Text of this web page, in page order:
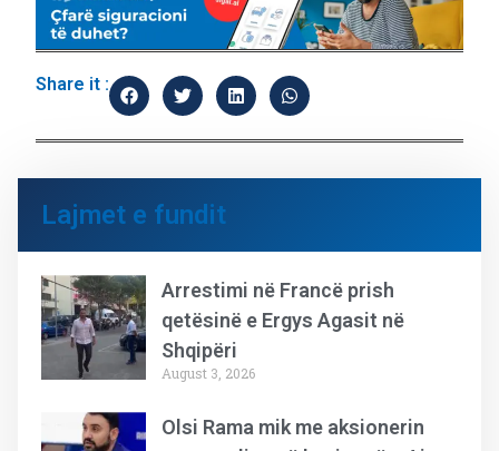
Share it :
Lajmet e fundit
Arrestimi në Francë prish
qetësinë e Ergys Agasit në
Shqipëri
August 3, 2026
Olsi Rama mik me aksionerin